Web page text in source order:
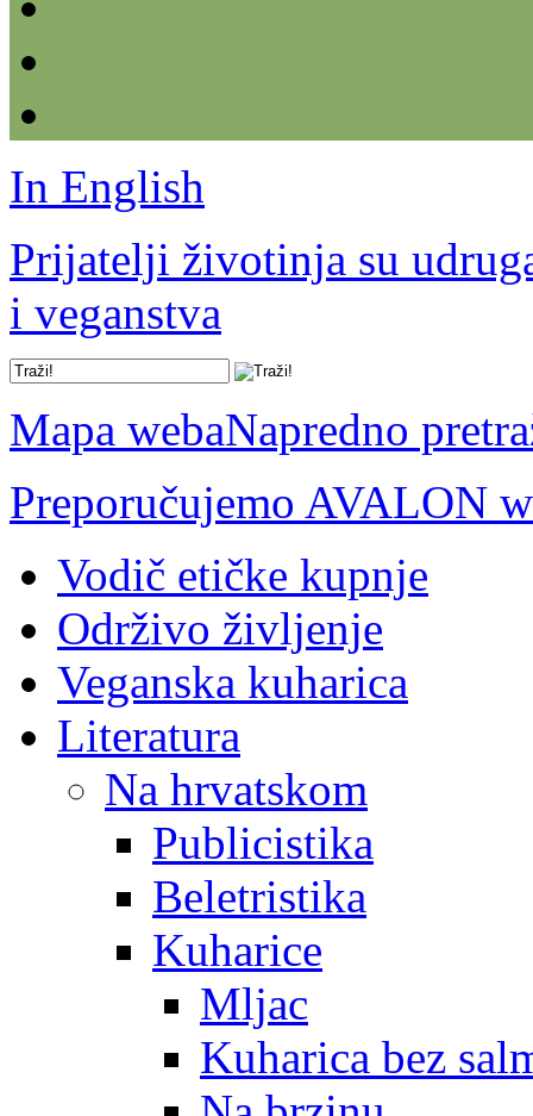
In English
Prijatelji životinja su
i veganstva
Mapa webaNapredno
Preporučujemo AVALON
Vodič etičke kupnje
Održivo življenje
Veganska kuharica
Literatura
Na hrvatskom
Publicistika
Beletristika
Kuharice
Mljac
Kuharica bez